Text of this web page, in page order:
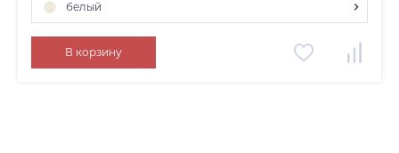
белый
белый
графит
В корзину